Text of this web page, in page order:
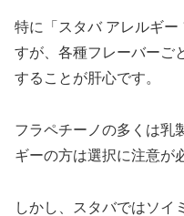
特に「スタバ アレルギ
すが、各種フレーバーご
することが肝心です。
フラペチーノの多くは乳
ギーの方は選択に注意が
しかし、スタバではソイ